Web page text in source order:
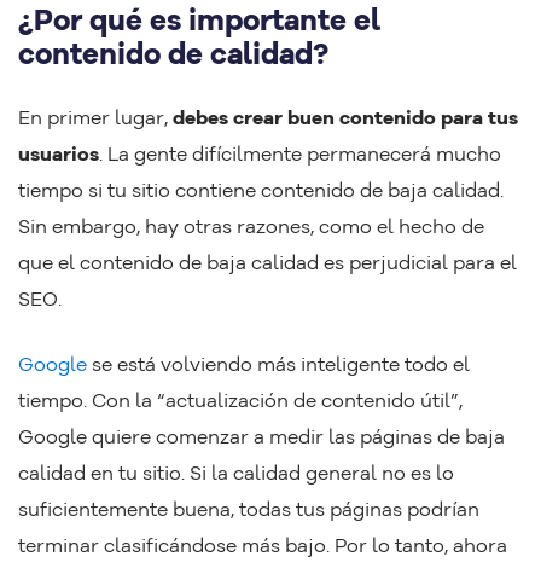
¿Por qué es importante el
contenido de calidad?
En primer lugar, debes crear buen contenido para tus
usuarios. La gente difícilmente permanecerá mucho
tiempo si tu sitio contiene contenido de baja calidad.
Sin embargo, hay otras razones, como el hecho de
que el contenido de baja calidad es perjudicial para el
SEO.
Google se está volviendo más inteligente todo el
tiempo. Con la “actualización de contenido útil”,
Google quiere comenzar a medir las páginas de baja
calidad en tu sitio. Si la calidad general no es lo
suficientemente buena, todas tus páginas podrían
terminar clasificándose más bajo. Por lo tanto, ahora